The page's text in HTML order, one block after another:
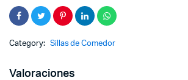
Category: Sillas de Comedor
Valoraciones